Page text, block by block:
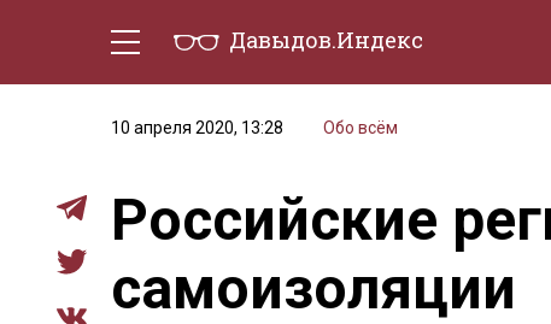
Давыдов.Индекс
10 апреля 2020, 13:28
Обо всём
Российские
самоизоляции